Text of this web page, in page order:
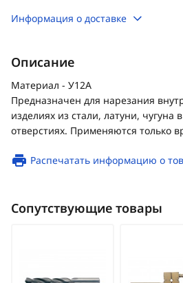
Информация о доставке
Описание
Материал - У12А
Предназначен для нарезания
изделиях из стали, латуни, чугуна
отверстиях. Применяются только
Распечатать информацию о
Сопутствующие товары